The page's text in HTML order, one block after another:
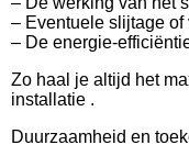
– Eventuele slijtage of
– De energie-
Zo haal je altijd het
installatie .
Duurzaamheid en